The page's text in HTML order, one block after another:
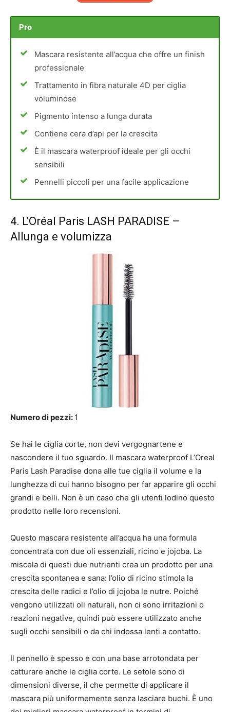
Pro
Mascara resistente all’acqua che offre un finish
professionale
Trattamento in fibra naturale 4D per ciglia
voluminose
Pigmento intenso a lunga durata
Contiene cera d’api per la crescita
È il mascara waterproof ideale per gli occhi
sensibili
Pennelli piccoli per una facile applicazione
4. L’Oréal Paris LASH PARADISE –
Allunga e volumizza
Numero di pezzi: 1
Se hai le ciglia corte, non devi vergognartene e
nascondere il tuo sguardo. Il mascara waterproof L’Oreal
Paris Lash Paradise dona alle tue ciglia il volume e la
lunghezza di cui hanno bisogno per far apparire gli occhi
grandi e belli. Non è un caso che gli utenti lodino questo
prodotto nelle loro recensioni.
Questo mascara resistente all’acqua ha una formula
concentrata con due oli essenziali, ricino e jojoba. La
miscela di questi due nutrienti crea un prodotto per una
crescita spontanea e sana: l’olio di ricino stimola la
crescita delle radici e l’olio di jojoba le nutre. Poiché
vengono utilizzati oli naturali, non ci sono irritazioni o
reazioni negative, quindi può essere utilizzato anche
sugli occhi sensibili o da chi indossa lenti a contatto.
Il pennello è spesso e con una base arrotondata per
catturare anche le ciglia corte. Le setole sono di
dimensioni diverse, il che permette di applicare il
mascara più uniformemente senza lasciare buchi. È uno